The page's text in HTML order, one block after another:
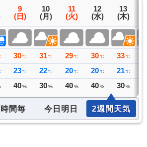
9
(日)
30 ℃
23 ℃
40 %
10
(月)
31 ℃
22 ℃
30 %
11
(火)
29 ℃
20 ℃
40 %
12
(水)
30 ℃
20 ℃
40 %
13
(木)
33 ℃
21 ℃
30 %
間毎 今日明日 2週間天気